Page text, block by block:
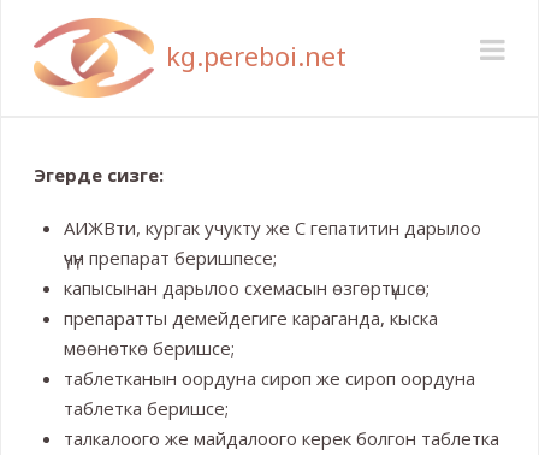
Pereboi
Эгерде сизге:
АИЖВти, кургак учукту же С гепатитин дарылоо
үчүн препарат беришпесе;
капысынан дарылоо схемасын өзгөртүшсө;
препаратты демейдегиге караганда, кыска
мөөнөткө беришсе;
таблетканын оордуна сироп же сироп оордуна
таблетка беришсе;
талкалоого же майдалоого керек болгон таблетка